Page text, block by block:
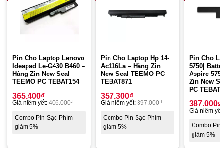
Pin Cho Laptop Lenovo
Ideapad Le-G430 B460 –
Hàng Zin New Seal
TEEMO PC TEBAT154
365.400₫
Giá niêm yết: 406.000₫
Combo Pin-Sạc-Phím
giảm 5%
Pin Cho Laptop Hp 14-
Ac116La – Hàng Zin
New Seal TEEMO PC
TEBAT871
357.300₫
Giá niêm yết: 397.000₫
Combo Pin-Sạc-Phím
giảm 5%
Pin Cho
5750|
Aspire
Zin New
PC
387.000
Giá niêm
Combo
giảm 5%